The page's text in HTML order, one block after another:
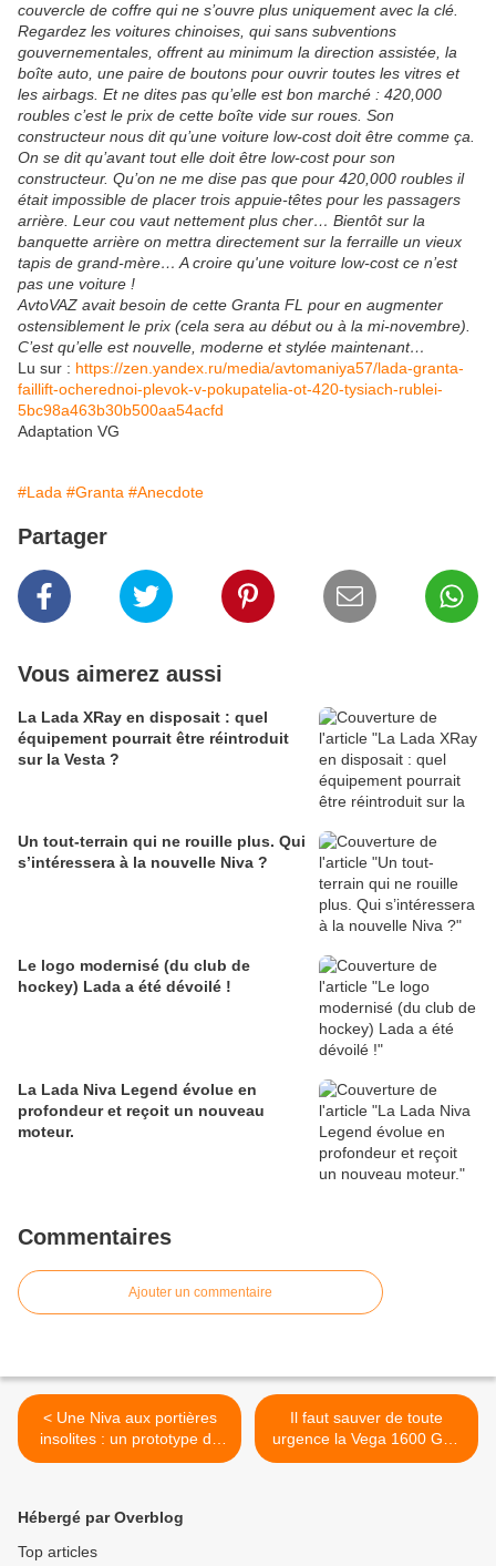
couvercle de coffre qui ne s’ouvre plus uniquement avec la clé.
Regardez les voitures chinoises, qui sans subventions
gouvernementales, offrent au minimum la direction assistée, la
boîte auto, une paire de boutons pour ouvrir toutes les vitres et
les airbags. Et ne dites pas qu’elle est bon marché : 420,000
roubles c’est le prix de cette boîte vide sur roues. Son
constructeur nous dit qu’une voiture low-cost doit être comme ça.
On se dit qu’avant tout elle doit être low-cost pour son
constructeur. Qu’on ne me dise pas que pour 420,000 roubles il
était impossible de placer trois appuie-têtes pour les passagers
arrière. Leur cou vaut nettement plus cher… Bientôt sur la
banquette arrière on mettra directement sur la ferraille un vieux
tapis de grand-mère… A croire qu'une voiture low-cost ce n’est
pas une voiture !
AvtoVAZ avait besoin de cette Granta FL pour en augmenter
ostensiblement le prix (cela sera au début ou à la mi-novembre).
C’est qu’elle est nouvelle, moderne et stylée maintenant…
Lu sur : https://zen.yandex.ru/media/avtomaniya57/lada-granta-
faillift-ocherednoi-plevok-v-pokupatelia-ot-420-tysiach-rublei-
5bc98a463b30b500aa54acfd
Adaptation VG
#Lada #Granta #Anecdote
Partager
Vous aimerez aussi
La Lada XRay en disposait : quel
équipement pourrait être réintroduit
sur la Vesta ?
Un tout-terrain qui ne rouille plus. Qui
s’intéressera à la nouvelle Niva ?
Le logo modernisé (du club de
hockey) Lada a été dévoilé !
La Lada Niva Legend évolue en
profondeur et reçoit un nouveau
moteur.
Commentaires
Ajouter un commentaire
< Une Niva aux portières
insolites : un prototype de
1992.
Il faut sauver de toute
urgence la Vega 1600 GT !
>
Hébergé par Overblog
Top articles